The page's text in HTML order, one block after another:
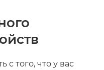
с того, что у вас